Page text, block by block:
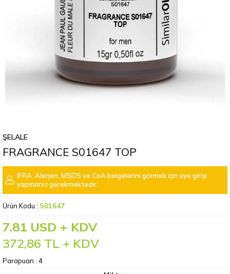
ŞELALE
FRAGRANCE S01647 TOP
IFRA, Alerjen, MSDS ve CoA belgelerini görmek için üye girişi
yapmanız gerekmektedir.
Ürün Kodu : S01647
7.81 USD + KDV
372,86 TL + KDV
Parapuan : 4